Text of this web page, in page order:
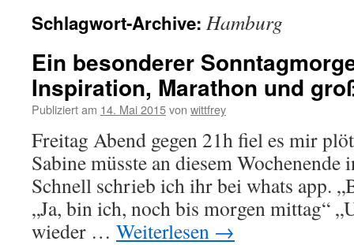
Schlagwort-Archive: Hamburg
Ein besonderer
Inspiration, Marathon und
Publiziert am 14. Mai 2015von wittfrey
Freitag Abend gegen 21h fiel es mir
Sabine müsste an diesem
Schnell schrieb ich ihr bei whats app.
„Ja, bin ich, noch bis morgen mittag“
wieder … Weiterlesen →